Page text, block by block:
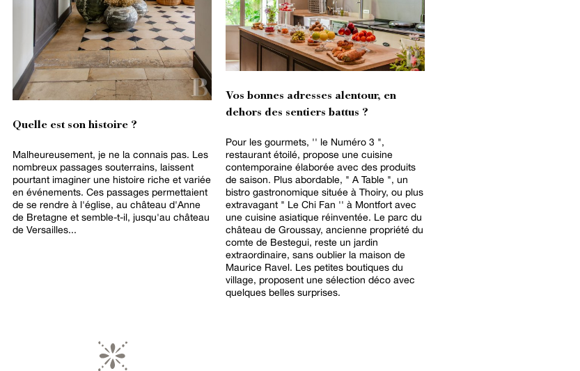
Quelle est son histoire ?
Malheureusement, je ne la connais pas. Les
nombreux passages souterrains, laissent
pourtant imaginer une histoire riche et variée
en événements. Ces passages permettaient
de se rendre à l'église, au château d'Anne
de Bretagne et semble-t-il, jusqu'au château
de Versailles...
Vos bonnes adresses alentour, en
dehors des sentiers battus ?
Pour les gourmets, '' le Numéro 3 ",
restaurant étoilé, propose une cuisine
contemporaine élaborée avec des produits
de saison. Plus abordable, " A Table ", un
bistro gastronomique située à Thoiry, ou plus
extravagant " Le Chi Fan '' à Montfort avec
une cuisine asiatique réinventée. Le parc du
château de Groussay, ancienne propriété du
comte de Bestegui, reste un jardin
extraordinaire, sans oublier la maison de
Maurice Ravel. Les petites boutiques du
village, proposent une sélection déco avec
quelques belles surprises.